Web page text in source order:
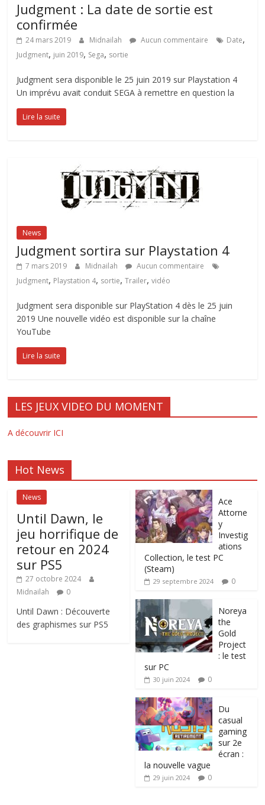
Judgment : La date de sortie est
confirmée
24 mars 2019 Midnailah Aucun commentaire Date,
Judgment, juin 2019, Sega, sortie
Judgment sera disponible le 25 juin 2019 sur Playstation 4
Un imprévu avait conduit SEGA à remettre en question la
Lire la suite
News
Judgment sortira sur Playstation 4
7 mars 2019 Midnailah
Aucun commentaire
Judgment, Playstation 4, sortie,Trailer,vidéo
Judgment sera disponible sur PlayStation 4 dès le 25 juin
2019 Une nouvelle vidéo est disponible sur la chaîne
YouTube
Lire la suite
LES JEUX VIDEO DU MOMENT
A découvrir ICI
Hot News
News
Until Dawn, le
jeu horrifique de
retour en 2024
sur PS5
27 octobre 2024
Midnailah
0
Until Dawn : Découverte
des graphismes sur PS5
Ace
Attorne
y
Investig
ations
Collection, le test PC
(Steam)
29 septembre 2024 0
Noreya
the
Gold
Project
: le test
sur PC
30 juin 2024 0
Du
casual
gaming
sur 2e
écran :
la nouvelle vague
29 juin 2024 0